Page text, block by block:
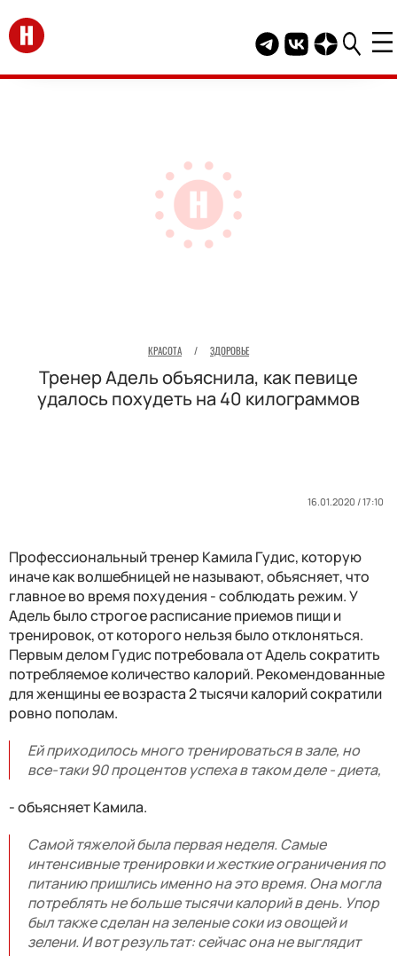
Перейти на главную
Telegram канал
Группа HELLO
Канал
КРАСОТА / ЗДОРОВЬЕ
Тренер Адель объяснила, как певице
удалось похудеть на 40 килограммов
16.01.2020 / 17:10
Профессиональный тренер Камила Гудис, которую
иначе как волшебницей не называют, объясняет, что
главное во время похудения - соблюдать режим. У
Адель было строгое расписание приемов пищи и
тренировок, от которого нельзя было отклоняться.
Первым делом Гудис потребовала от Адель сократить
потребляемое количество калорий. Рекомендованные
для женщины ее возраста 2 тысячи калорий сократили
ровно пополам.
Ей приходилось много тренироваться в зале, но
все-таки 90 процентов успеха в таком деле - диета,
- объясняет Камила.
Самой тяжелой была первая неделя. Самые
интенсивные тренировки и жесткие ограничения по
питанию пришлись именно на это время. Она могла
потреблять не больше тысячи калорий в день. Упор
был также сделан на зеленые соки из овощей и
зелени. И вот результат: сейчас она не выглядит